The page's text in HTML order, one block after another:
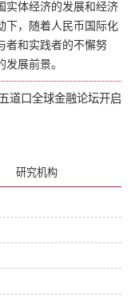
实体经济的发展和经济
下，随着人民币国际化
者和实践者的不懈努
展前景。
道口全球金融论坛开启
研究机构